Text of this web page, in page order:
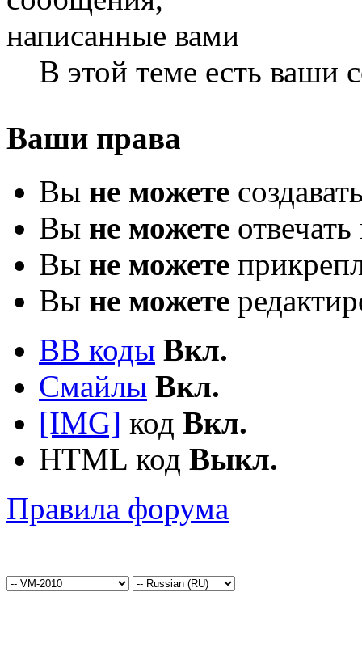
В этой теме есть ваши
Ваши права
Вы не можете
Вы не можете
Вы не можете
Вы не можете
BB коды Вкл.
Смайлы Вкл.
[IMG] код Вкл.
HTML код Выкл.
Правила форума